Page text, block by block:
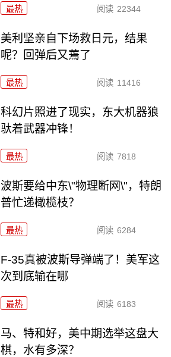
最热 阅读 22344
美利坚亲自下场救日元，结果
呢？回弹后又蔫了
最热 阅读 11416
科幻片照进了现实，东大机器狼
驮着武器冲锋！
最热 阅读 7818
波斯要给中东\"物理断网\"，特朗
普忙递橄榄枝？
最热 阅读 6284
F-35真被波斯导弹端了！美军这
次到底输在哪
最热 阅读 6183
马、特和好，美中期选举这盘大
棋，水有多深？